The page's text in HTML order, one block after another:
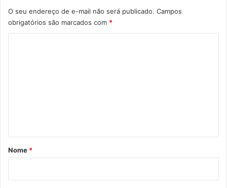
O seu endereço de e-mail não será publicado. Campos
obrigatórios são marcados com *
r
Nome *